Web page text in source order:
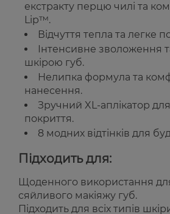
екстракту перцю чилі та
Lip™.
Відчуття тепла та легке
Інтенсивне зволоження
шкірою губ.
Нелипка формула та
нанесення.
Зручний XL-аплікатор
покриття.
8 модних відтінків для
Підходить для:
Щоденного використання
сяйливого макіяжу губ.
Підходить для всіх типів